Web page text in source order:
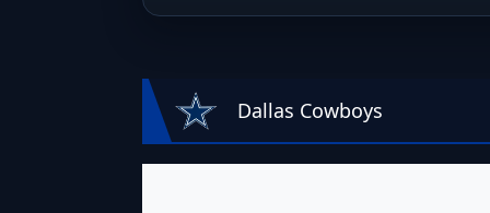
Dallas Cowboys